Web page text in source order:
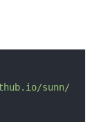
sunn/